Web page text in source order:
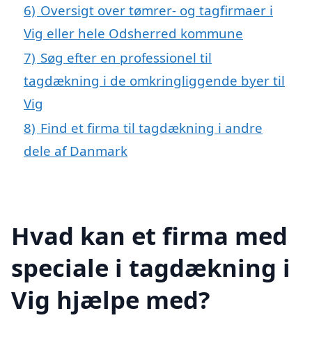
6) Oversigt over tømrer- og tagfirmaer i
Vig eller hele Odsherred kommune
7) Søg efter en professionel til
tagdækning i de omkringliggende byer til
Vig
8) Find et firma til tagdækning i andre
dele af Danmark
Hvad kan et firma med
speciale i tagdækning i
Vig hjælpe med?